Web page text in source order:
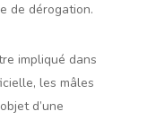
de dérogation.
impliqué dans
les mâles
d’une